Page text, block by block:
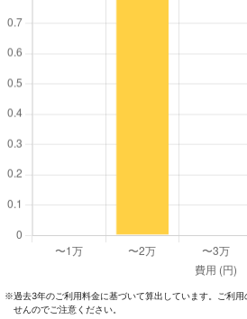
※過去3年のご利⽤料⾦に基づいて算出しています。ご利
せんのでご注意ください。